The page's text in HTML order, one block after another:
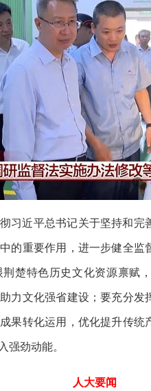
习近平总书记关于坚持和
的重要作用，进一步健全
楚特色历史文化资源禀赋
力文化强省建设；要充分
果转化运用，优化提升传
强劲动能。
人大要闻